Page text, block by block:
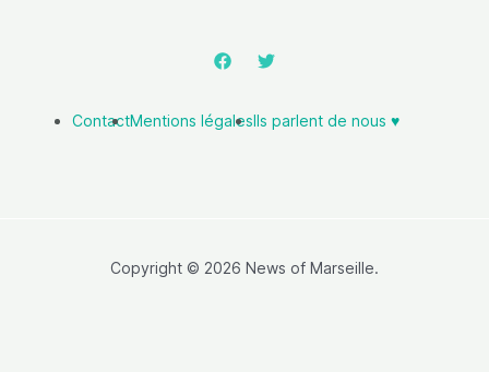
ContactMentions légalesIls parlent de nous ♥️
Copyright © 2026 News of Marseille.